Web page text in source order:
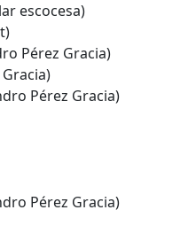
escocesa)
Pérez Gracia)
Pérez Gracia)
Pérez Gracia)